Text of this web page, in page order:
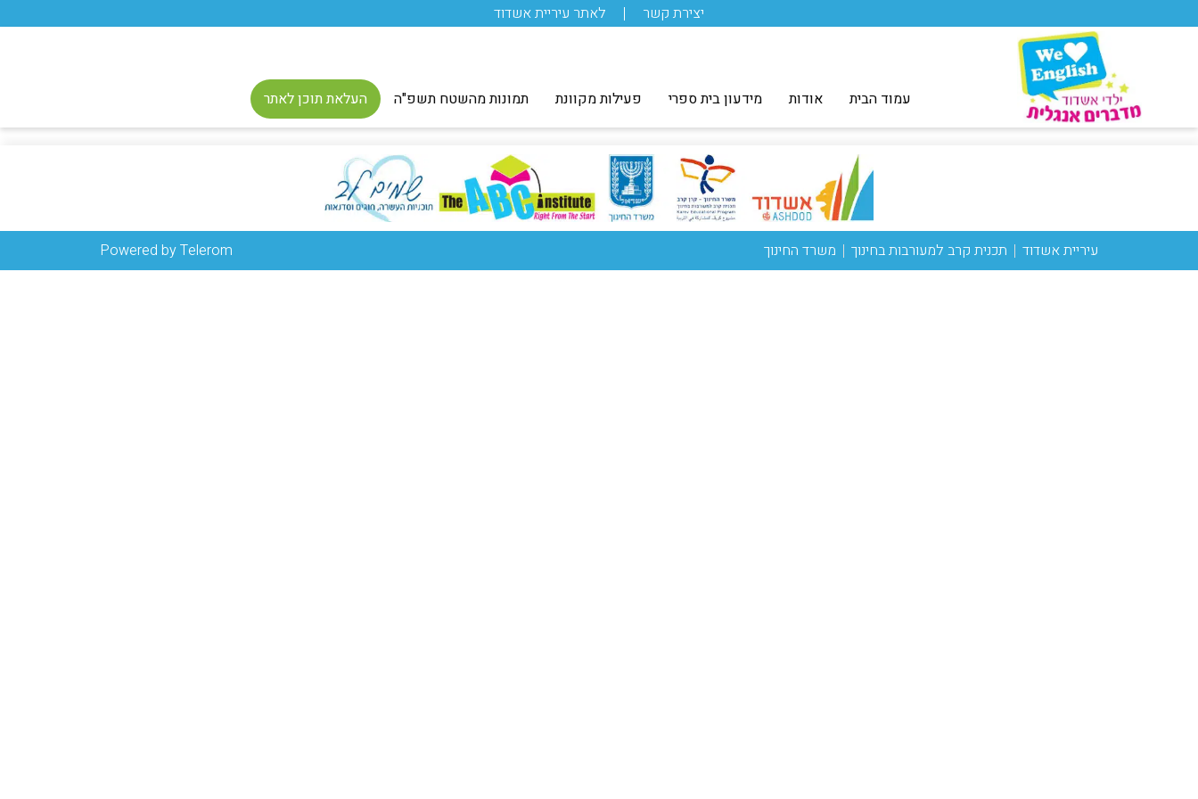
יצירת קשר לאתר עיריית אשדוד
עמוד הבית אודות מידעון בית ספרי פעילות מקוונת תמונות מהשטח תשפ"ה העלאת תוכן לאתר
עיריית אשדוד תכנית קרב למעורבות בחינוך משרד החינוך Powered by Telerom